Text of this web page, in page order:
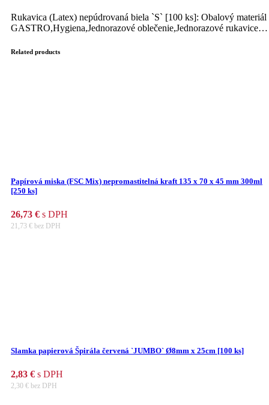
Rukavica (Latex) nepúdrovaná biela `S` [100 ks]: Obalový materiál
GASTRO,Hygiena,Jednorazové oblečenie,Jednorazové rukavice…
Related products
Papírová miska (FSC Mix) nepromastitelná kraft 135 x 70 x 45 mm 300ml
[250 ks]
26,73 € s DPH
21,73 € bez DPH
Slamka papierová Špirála červená `JUMBO` Ø8mm x 25cm [100 ks]
2,83 € s DPH
2,30 € bez DPH